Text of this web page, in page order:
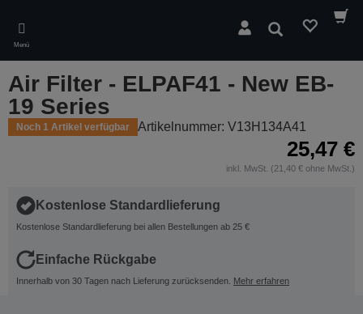
main
content
Menü
Suchen
Air Filter - ELPAF41 - New EB-
19 Series
Noch 1 Artikel verfügbar Artikelnummer: V13H134A41
25,47 €
inkl. MwSt. (21,40 € ohne MwSt.)
Kostenlose Standardlieferung
Kostenlose Standardlieferung bei allen Bestellungen ab 25 €
Einfache Rückgabe
Innerhalb von 30 Tagen nach Lieferung zurücksenden. Mehr erfahren